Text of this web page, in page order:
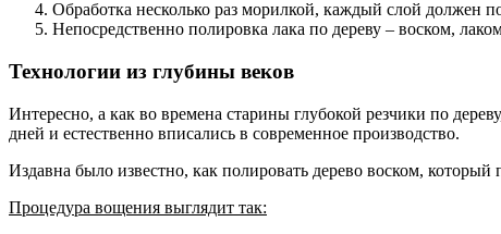
Обработка несколько раз морилкой, каждый слой должен
Непосредственно полировка лака по дереву – воском,
Технологии из глубины веков
Интересно, а как во времена старины глубокой резчики по
дней и естественно вписались в современное производство.
Издавна было известно, как полировать дерево воском,
Процедура вощения выглядит так: